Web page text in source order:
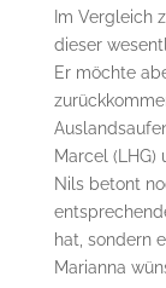
Im Vergleich
dieser
Er möchte
Marcel (LHG)
Nils betont
hat, sondern
Marianna